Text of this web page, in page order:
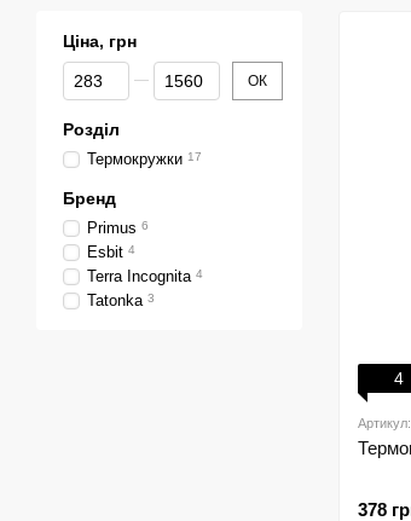
4
378
Ціна, грн
Від Ціна, грн
До Ціна, грн ОК
Розділ
Термокружки 17
Бренд
Primus 6
Esbit 4
Terra Incognita 4
Tatonka 3